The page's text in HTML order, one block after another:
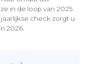
in de loop van 2025
check zorgt u
2026.